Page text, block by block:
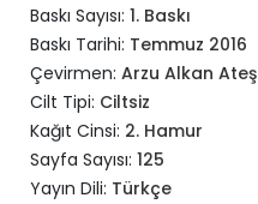
Baskı Sayısı: 1. Baskı
Baskı Tarihi: Temmuz 2016
Çevirmen: Arzu Alkan Ateş
Cilt Tipi: Ciltsiz
Kağıt Cinsi: 2. Hamur
Sayfa Sayısı: 125
Yayın Dili: Türkçe